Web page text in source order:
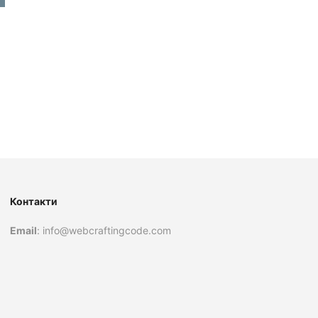
Контакти
Email: info@webcraftingcode.com